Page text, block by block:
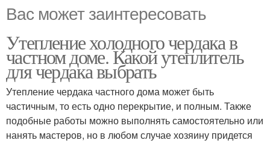
Вас может заинтересовать
Утепление холодного чердака в
частном доме. Какой утеплитель
для чердака выбрать
Утепление чердака частного дома может быть
частичным, то есть одно перекрытие, и полным. Также
подобные работы можно выполнять самостоятельно или
нанять мастеров, но в любом случае хозяину придется